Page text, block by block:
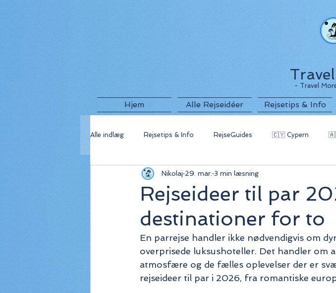
- Travel
Hjem Alle Rejseidéer Rejsetips & Info
Alle indlæg Rejsetips & Info RejseGuides 🇨🇾 Cypern
🇬🇷 Grækenland 🇫🇷 Frankrig 🇧🇬 Bulgarien
🇮🇸 Island 🇮🇩 Indonesien 🇪🇬 Egypten
Rejseideer til par
destinationer for to
Nikolaj 29. mar. 3 min læsning
En parrejse handler ikke nødvendigvis om
overprisede luksushoteller. Det handler om
atmosfære og de fælles oplevelser der er
rejseideer til par i 2026, fra romantiske